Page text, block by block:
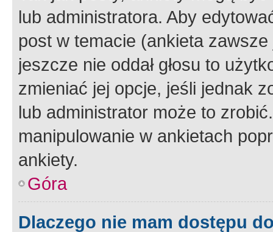
lub administratora. Aby
post w temacie (ankieta
jeszcze nie oddał głosu to
zmieniać jej opcje, jeśli jednak
lub administrator może to
manipulowanie w ankietach
ankiety.
Góra
Dlaczego nie mam dostępu